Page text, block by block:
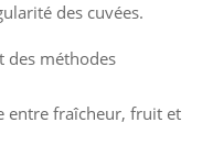
des cuvées.
des méthodes
entre fraîcheur, fruit et